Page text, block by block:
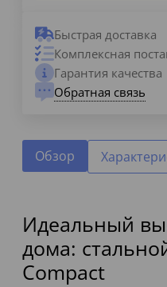
Быстрая доставка
Комплексная
Гарантия качества
Обратная связь
Обзор
Идеальный
дома:
Compact